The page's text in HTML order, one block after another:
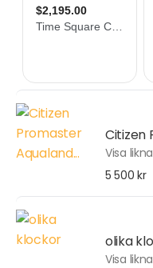
Citizen
Visa
5 500 kr
olika
Visa